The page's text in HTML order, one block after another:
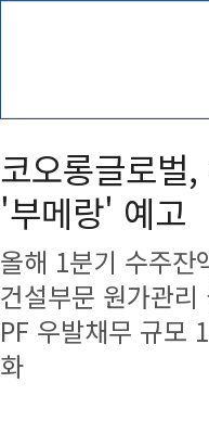
코오롱글로
'부메랑' 예고
올해 1분기 수주
건설부문 원가관
PF 우발채무 규모
화